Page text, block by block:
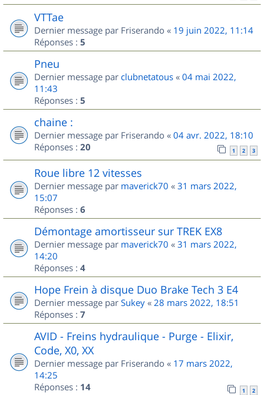
VTTae
Dernier message par Friserando « 19 juin 2022, 11:14
Réponses : 5
Pneu
Dernier message par clubnetatous « 04 mai 2022,
11:43
Réponses : 5
chaine :
Dernier message par Friserando « 04 avr. 2022, 18:10
Réponses : 20 1 2 3
Roue libre 12 vitesses
Dernier message par maverick70 « 31 mars 2022,
15:07
Réponses : 6
Démontage amortisseur sur TREK EX8
Dernier message par maverick70 « 31 mars 2022,
14:20
Réponses : 4
Hope Frein à disque Duo Brake Tech 3 E4
Dernier message par Sukey « 28 mars 2022, 18:51
Réponses : 7
AVID - Freins hydraulique - Purge - Elixir,
Code, X0, XX
Dernier message par Friserando « 17 mars 2022,
14:25
Réponses : 14 1 2